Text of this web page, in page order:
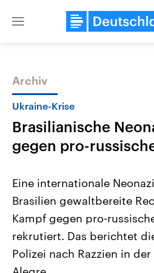
Close
Themen
Landtagswahl Sachsen-Anhalt
2026
Alle Informationen
Sachsen-Anhalt wählt am 6.
September 2026 einen neuen
Landtag. Seit 2021 wird das
Bundesland von einer Koalition aus
Archiv
Ukraine-Krise
Brasilianische
gegen pro-
Eine internationale
Brasilien gewaltbereite
Kampf gegen pro-
rekrutiert. Das berichtet
Polizei nach Razzien in